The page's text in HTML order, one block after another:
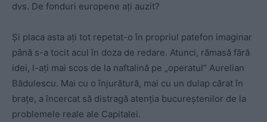
dvs. De fonduri europene ați auzit?
Și placa asta ați tot repetat-o în propriul patefon imaginar
până s-a tocit acul în doza de redare. Atunci, rămasă fără
idei, l-ați mai scos de la naftalină pe „operatul” Aurelian
Bădulescu. Mai cu o înjurătură, mai cu un dulap cărat în
brațe, a încercat să distragă atenția bucureștenilor de la
problemele reale ale Capitalei.